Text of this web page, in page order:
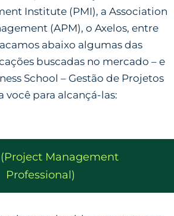
Institute (PMI), a Association
(APM), o Axelos, entre
abaixo algumas das
buscadas no mercado – e
School – Gestão de Projetos
você para alcançá-las:
Management
Professional)